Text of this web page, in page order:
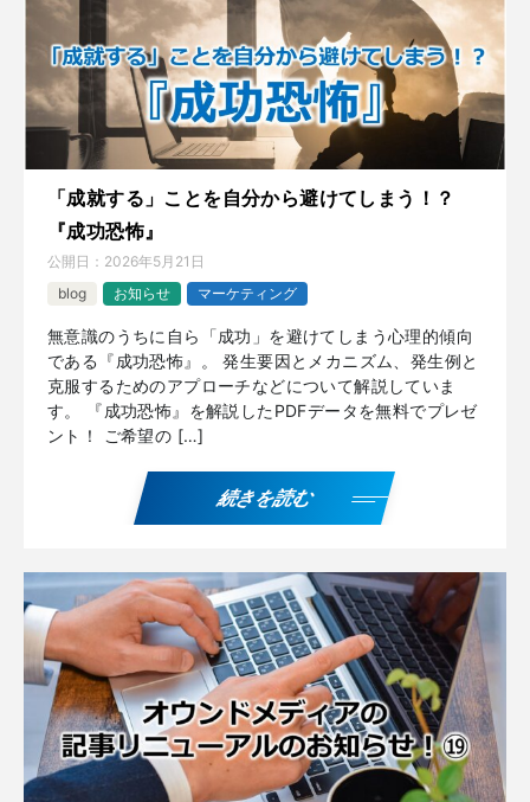
「成就する」ことを自分から避けてしまう！？
『成功恐怖』
公開日： 2026年5月21日
blog
お知らせ マーケティング
無意識のうちに自ら「成功」を避けてしまう心理的傾向
である『成功恐怖』。 発生要因とメカニズム、発生例と
克服するためのアプローチなどについて解説していま
す。 『成功恐怖』を解説したPDFデータを無料でプレゼ
ント！ ご希望の […]
続きを読む